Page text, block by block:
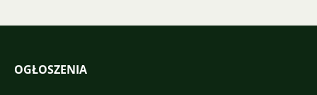
OGŁOSZENIA